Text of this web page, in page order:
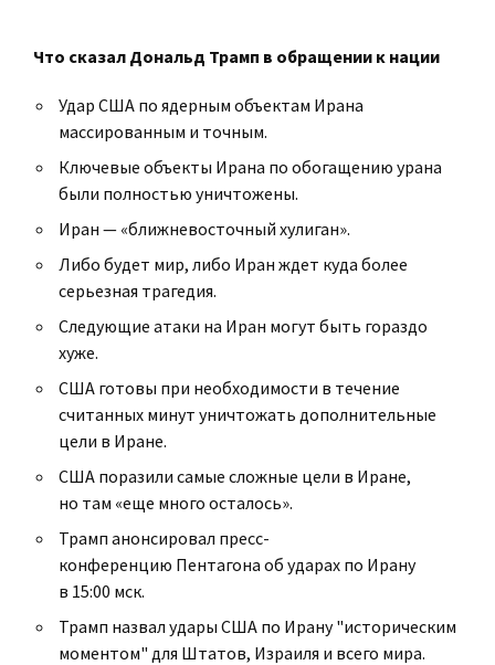
Что сказал Дональд Трамп в обращении к нации
Удар США по ядерным объектам Ирана
массированным и точным.
Ключевые объекты Ирана по обогащению урана
были полностью уничтожены.
Иран — «ближневосточный хулиган».
Либо будет мир, либо Иран ждет куда более
серьезная трагедия.
Следующие атаки на Иран могут быть гораздо
хуже.
США готовы при необходимости в течение
считанных минут уничтожать дополнительные
цели в Иране.
США поразили самые сложные цели в Иране,
но там «еще много осталось».
Трамп анонсировал пресс-
конференцию Пентагона об ударах по Ирану
в 15:00 мск.
Трамп назвал удары США по Ирану "историческим
моментом" для Штатов, Израиля и всего мира.